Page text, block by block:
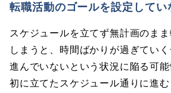
転職活動のゴールを設定してい
スケジュールを立てず無計画のま
しまうと、時間ばかりが過ぎてい
進んでいないという状況に陥る可
初に立てたスケジュール通りに進